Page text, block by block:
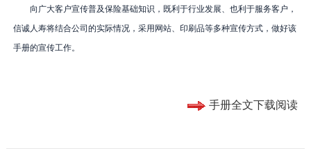
向广大客户宣传普及保险基础知识，既利于行业发展、也利于服务客户，
信诚人寿将结合公司的实际情况，采用网站、印刷品等多种宣传方式，做好该
手册的宣传工作。
手册全文下载阅读